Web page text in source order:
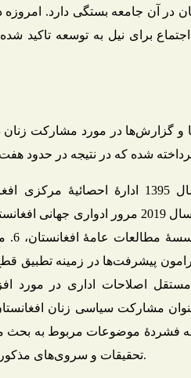
در آن جامعه بستگی دارد. امروزه
و گزارش‌ها در مورد مشارکت زنان
سروی‌های بنیاد آسیا، 2. گزارش سال 1395
مردان)، 3. سالنامۀ 1397، 4. گزارش سال 2019
کمیسیون مستقل اصلاحات اداری در
تحت عنوان مشارکت سیاسی زنان
به فشردۀ موضوعات مربوط به بحث
تحقیقات و سروی‌های مذکور در ذیل اشاره شده است.